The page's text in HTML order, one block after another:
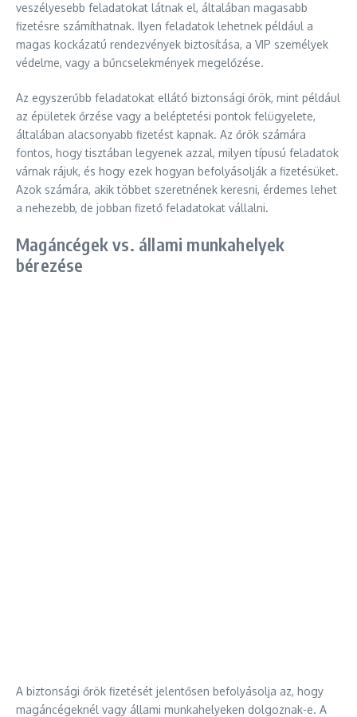
veszélyesebb feladatokat látnak el, általában magasabb
fizetésre számíthatnak. Ilyen feladatok lehetnek például a
magas kockázatú rendezvények biztosítása, a VIP személyek
védelme, vagy a bűncselekmények megelőzése.
Az egyszerűbb feladatokat ellátó biztonsági őrök, mint például
az épületek őrzése vagy a beléptetési pontok felügyelete,
általában alacsonyabb fizetést kapnak. Az őrök számára
fontos, hogy tisztában legyenek azzal, milyen típusú feladatok
várnak rájuk, és hogy ezek hogyan befolyásolják a fizetésüket.
Azok számára, akik többet szeretnének keresni, érdemes lehet
a nehezebb, de jobban fizető feladatokat vállalni.
Magáncégek vs. állami munkahelyek
bérezése
A biztonsági őrök fizetését jelentősen befolyásolja az, hogy
magáncégeknél vagy állami munkahelyeken dolgoznak-e. A